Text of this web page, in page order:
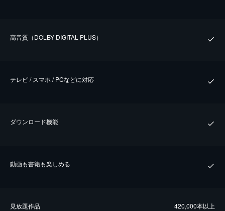
⾼⾳質（DOLBY DIGITAL PLUS）
テレビ / スマホ / PCなどに対応
ダウンロード機能
動画も書籍も楽しめる
⾒放題作品 420,000本以上